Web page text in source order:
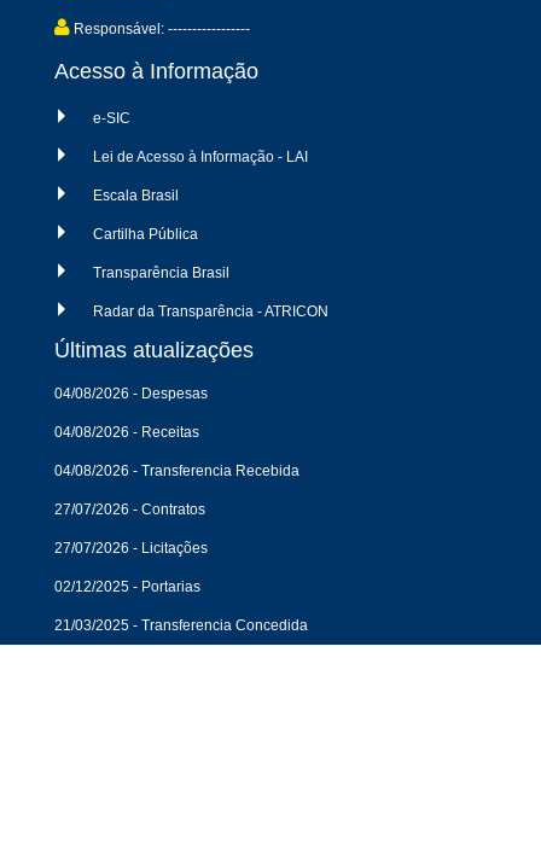
Responsável: -----------------
Acesso à Informação
e-SIC
Lei de Acesso à Informação - LAI
Escala Brasil
Cartilha Pública
Transparência Brasil
Radar da Transparência - ATRICON
Últimas atualizações
04/08/2026 - Despesas
04/08/2026 - Receitas
04/08/2026 - Transferencia Recebida
27/07/2026 - Contratos
27/07/2026 - Licitações
02/12/2025 - Portarias
21/03/2025 - Transferencia Concedida